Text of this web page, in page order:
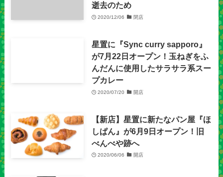
逝去のため
2020/12/06 閉店
星置に『Sync curry sapporo』
が7月22日オープン！玉ねぎをふ
んだんに使用したサラサラ系スー
プカレー
2020/07/20 開店
【新店】星置に新たなパン屋『ほ
しぱん』が6月9日オープン！旧
べんべや跡へ
2020/06/06 開店